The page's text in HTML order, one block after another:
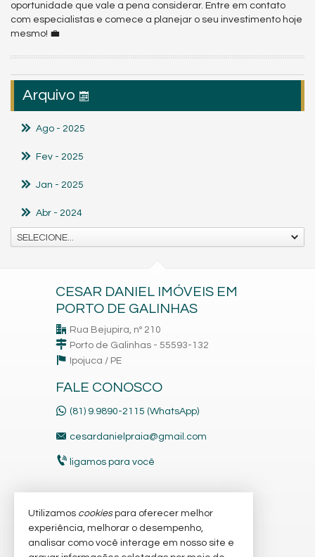
oportunidade que vale a pena considerar. Entre em contato
com especialistas e comece a planejar o seu investimento hoje
mesmo! 💼
Arquivo
Ago - 2025
Fev - 2025
Jan - 2025
Abr - 2024
SELECIONE...
CESAR DANIEL IMÓVEIS EM
PORTO DE GALINHAS
Rua Bejupira, nº 210
Porto de Galinhas - 55593-132
Ipojuca / PE
FALE CONOSCO
(81) 9.9890-2115 (WhatsApp)
cesardanielpraia@gmail.com
ligamos para você
VEJA MAIS
receba nosso newsletter
Utilizamos cookiespara oferecer melhor
experiência, melhorar o desempenho,
analisar como você interage em nosso site e